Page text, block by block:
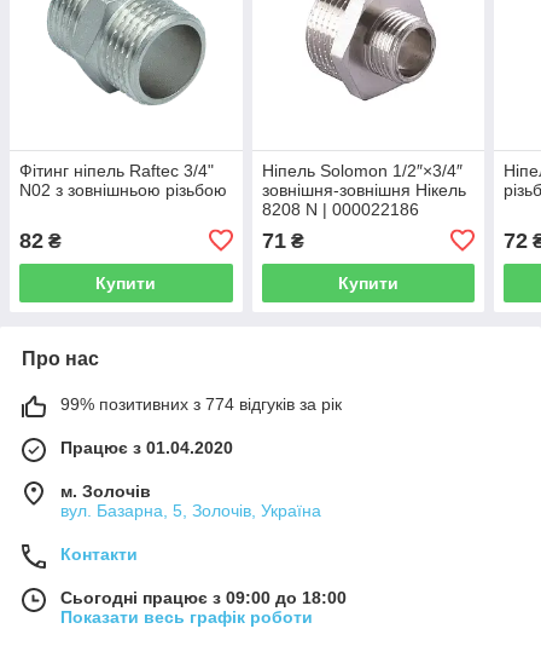
Фітинг ніпель Raftec 3/4"
N02 з зовнішньою різьбою
82 ₴
Купити
Ніпель Solomon 1/2″×3/4″
зовнішня-зовнішня Нікель
8208 N | 000022186
71₴
Купити
72
Про нас
99% позитивних з 774 відгуків за рік
Працює з 01.04.2020
м. Золочів
вул. Базарна, 5, Золочів, Україна
Контакти
Сьогодні працює з 09:00 до 18:00
Показати весь графік роботи